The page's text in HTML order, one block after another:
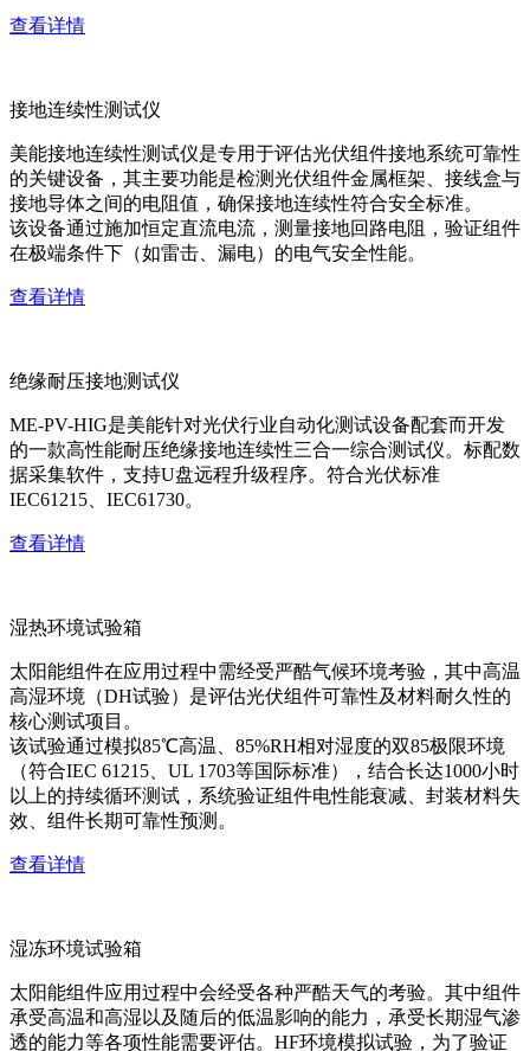
查看详情
接地连续性测试仪
美能接地连续性测试仪是专用于评估光伏组件接地系统可靠性
的关键设备，其主要功能是检测光伏组件金属框架、接线盒与
接地导体之间的电阻值，确保接地连续性符合安全标准。
该设备通过施加恒定直流电流，测量接地回路电阻，验证组件
在极端条件下（如雷击、漏电）的电气安全性能。
查看详情
绝缘耐压接地测试仪
ME-PV-HIG是美能针对光伏行业自动化测试设备配套而开发
的一款高性能耐压绝缘接地连续性三合一综合测试仪。标配数
据采集软件，支持U盘远程升级程序。符合光伏标准
IEC61215、IEC61730。
查看详情
湿热环境试验箱
太阳能组件在应用过程中需经受严酷气候环境考验，其中高温
高湿环境（DH试验）是评估光伏组件可靠性及材料耐久性的
核心测试项目。
该试验通过模拟85℃高温、85%RH相对湿度的双85极限环境
（符合IEC 61215、UL 1703等国际标准），结合长达1000小时
以上的持续循环测试，系统验证组件电性能衰减、封装材料失
效、组件长期可靠性预测。
查看详情
湿冻环境试验箱
太阳能组件应用过程中会经受各种严酷天气的考验。其中组件
承受高温和高湿以及随后的低温影响的能力，承受长期湿气渗
透的能力等各项性能需要评估。HF环境模拟试验，为了验证